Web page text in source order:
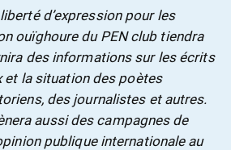
d’expression pour les
ouïghoure du PEN club tiendra
des informations sur les écrits
et la situation des poètes
des journalistes et autres.
aussi des campagnes de
publique internationale au